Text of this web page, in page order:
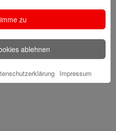
Banking
Filiale
zu
ablehnen
Impressum